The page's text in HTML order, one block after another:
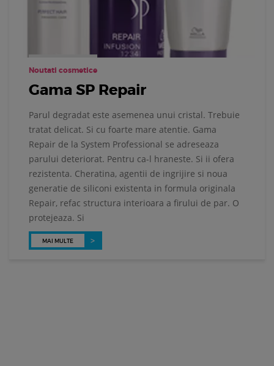
Noutati cosmetice
Gama SP Repair
Parul degradat este asemenea unui cristal. Trebuie
tratat delicat. Si cu foarte mare atentie. Gama
Repair de la System Professional se adreseaza
parului deteriorat. Pentru ca-l hraneste. Si ii ofera
rezistenta. Cheratina, agentii de ingrijire si noua
generatie de siliconi existenta in formula originala
Repair, refac structura interioara a firului de par. O
protejeaza. Si
MAI MULTE